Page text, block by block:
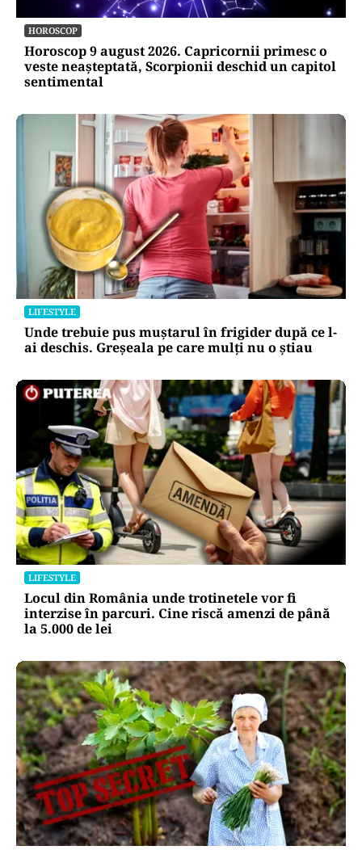
HOROSCOP
Horoscop 9 august 2026. Capricornii primesc o
veste neașteptată, Scorpionii deschid un capitol
sentimental
LIFESTYLE
Unde trebuie pus muștarul în frigider după ce l-
ai deschis. Greșeala pe care mulți nu o știau
LIFESTYLE
Locul din România unde trotinetele vor fi
interzise în parcuri. Cine riscă amenzi de până
la 5.000 de lei